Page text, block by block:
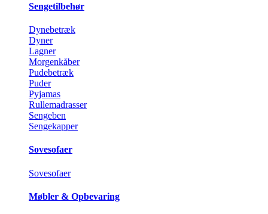
Sengetilbehør
Dynebetræk
Dyner
Lagner
Morgenkåber
Pudebetræk
Puder
Pyjamas
Rullemadrasser
Sengeben
Sengekapper
Sovesofaer
Sovesofaer
Møbler & Opbevaring